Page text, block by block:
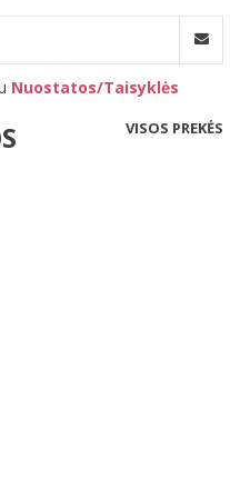
Nuostatos/Taisyklės
VISOS PREKĖS